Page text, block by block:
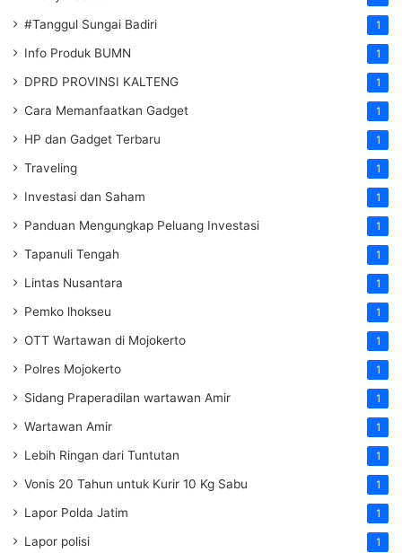
#Tanggul Sungai Badiri 1
Info Produk BUMN 1
DPRD PROVINSI KALTENG 1
Cara Memanfaatkan Gadget 1
HP dan Gadget Terbaru 1
Traveling 1
Investasi dan Saham 1
Panduan Mengungkap Peluang Investasi 1
Tapanuli Tengah 1
Lintas Nusantara 1
Pemko lhokseu 1
OTT Wartawan di Mojokerto 1
Polres Mojokerto 1
Sidang Praperadilan wartawan Amir 1
Wartawan Amir 1
Lebih Ringan dari Tuntutan 1
Vonis 20 Tahun untuk Kurir 10 Kg Sabu 1
Lapor Polda Jatim 1
Lapor polisi 1